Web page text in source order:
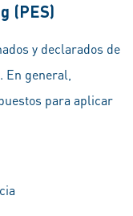
(PES)
y declarados de
general,
para aplicar